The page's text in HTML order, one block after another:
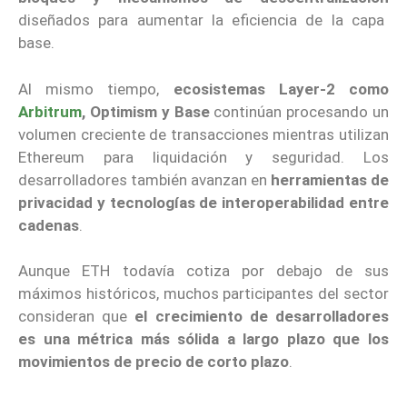
diseñados para aumentar la eficiencia de la capa
base.
Al mismo tiempo, ecosistemas Layer-2 como
Arbitrum, Optimism y Basecontinúan procesando un
volumen creciente de transacciones mientras utilizan
Ethereum para liquidación y seguridad. Los
desarrolladores también avanzan en herramientas de
privacidad y tecnologías de interoperabilidad entre
cadenas
Aunque ETH todavía cotiza por debajo de sus
máximos históricos, muchos participantes del sector
consideran que el crecimiento de desarrolladores
es una métrica más sólida a largo plazo que los
movimientos de precio de corto plazo.